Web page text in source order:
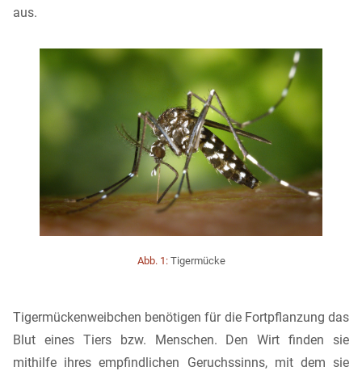
aus.
Abb. 1:Tigermücke
Tigermückenweibchen benötigen für die Fortpflanzung das
Blut eines Tiers bzw. Menschen. Den Wirt finden sie
mithilfe ihres empfindlichen Geruchssinns, mit dem sie